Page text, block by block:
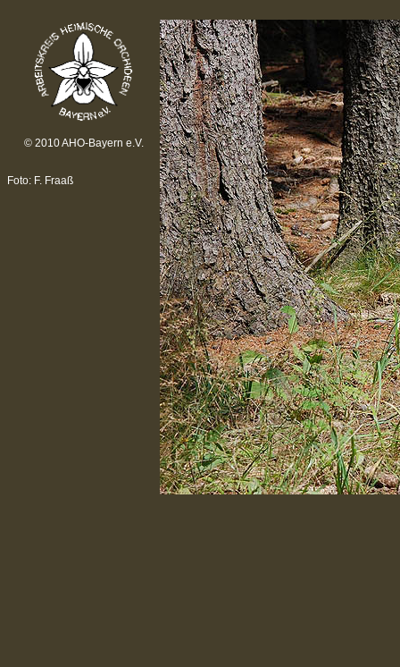
© 2010 AHO-Bayern e.V.
Foto: F. Fraaß